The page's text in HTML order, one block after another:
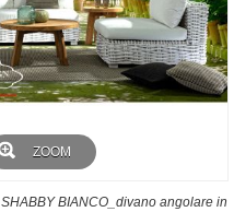
ZOOM
BIANCO_divano angolare in